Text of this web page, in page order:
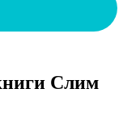
Слим